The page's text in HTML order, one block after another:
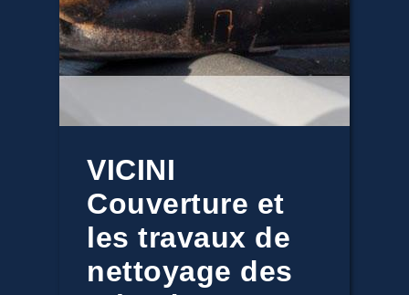
VICINI
Couverture et
les travaux de
nettoyage des